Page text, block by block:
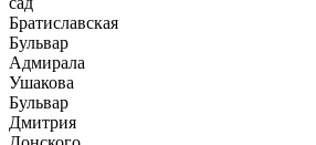
Братиславская
Бульвар
Адмирала
Ушакова
Бульвар
Дмитрия